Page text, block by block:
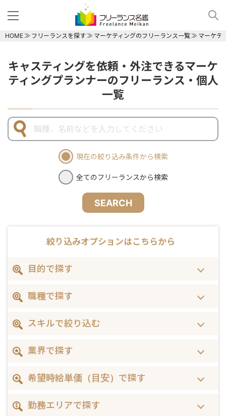
HOME フリーランスを探す マーケティングのフリーランス一覧 マーケテ
キャスティングを依頼・外注できるマーケ
ティングプランナーのフリーランス・個人
一覧
現在の絞り込み条件から検索
全てのフリーランスから検索
SEARCH
絞り込みオプションはこちらから
目的で探す
職種で探す
スキルで絞り込む
業界で探す
希望時給単価（目安）で探す
勤務エリアで探す